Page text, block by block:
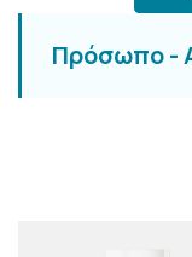
Πρόσωπο -